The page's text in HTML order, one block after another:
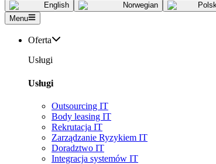
English Norwegian
Menu
Oferta
Usługi
Usługi
Outsourcing IT
Body leasing IT
Rekrutacja IT
Zarządzanie Ryzykiem IT
Doradztwo IT
Integracja systemów IT